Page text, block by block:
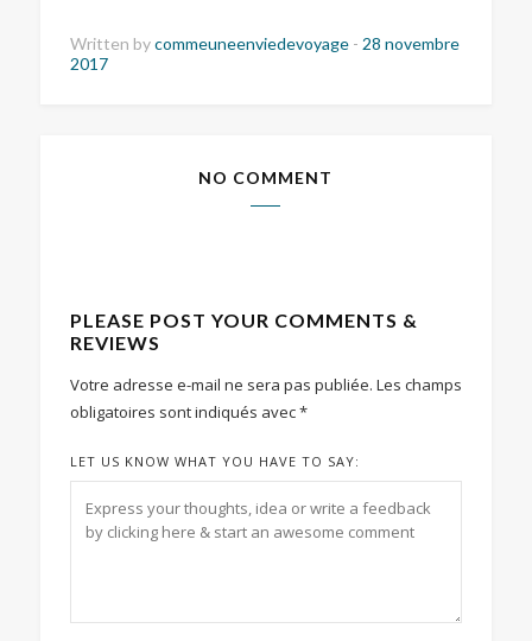
Written bycommeuneenviedevoyage - 28 novembre
2017
NO COMMENT
PLEASE POST YOUR COMMENTS &
REVIEWS
Votre adresse e-mail ne sera pas publiée. Les champs
obligatoires sont indiqués avec*
LET US KNOW WHAT YOU HAVE TO SAY: